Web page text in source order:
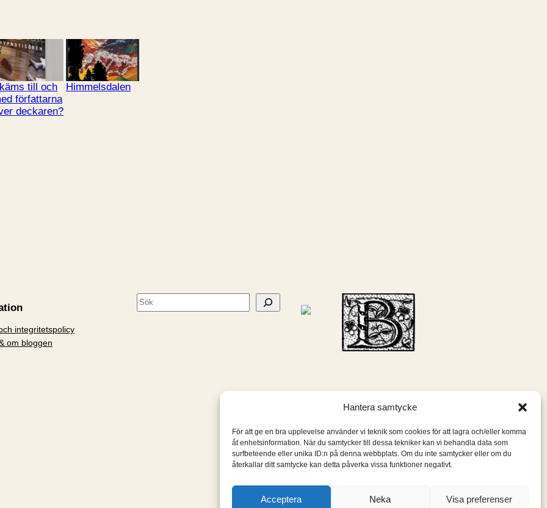
Hantera samtycke
För att ge en bra upplevelse använder vi teknik som cookies för att lagra och/eller komma
åt enhetsinformation. När du samtycker till dessa tekniker kan vi behandla data som
surfbeteende eller unika ID:n på denna webbplats. Om du inte samtycker eller om du
återkallar ditt samtycke kan detta påverka vissa funktioner negativt.
Acceptera Neka Visa preferenser
till och
författarna
deckaren?
Himmelsdalen
integritetspolicy
om bloggen
S